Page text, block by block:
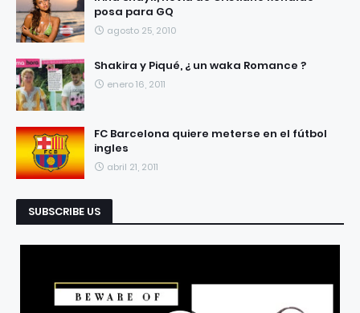
posa para GQ
agosto 25, 2010
Shakira y Piqué, ¿ un waka Romance ?
enero 16, 2011
FC Barcelona quiere meterse en el fútbol
ingles
abril 21, 2011
SUBSCRIBE US